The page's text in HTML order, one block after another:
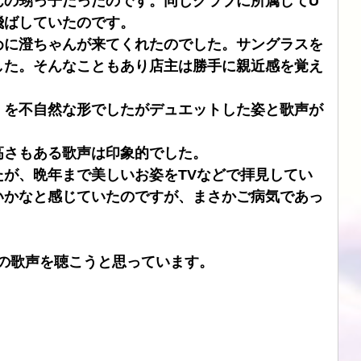
ル CHORD SIMAUDIO ATOLL DSD
していたのです。
澄ちゃんが来てくれたのでした。サングラスを
。そんなこともあり店主は勝手に親近感を覚え
不自然な形でしたがデュエットした姿と歌声が
もある歌声は印象的でした。
、晩年まで美しいお姿をTVなどで拝見してい
なと感じていたのですが、まさかご病気であっ
声を聴こうと思っています。